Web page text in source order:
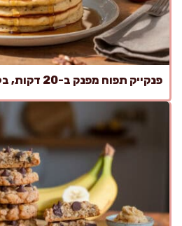
פנקייק תפוח מפנק ב-20 דקות, בלי מיקסר בכלל